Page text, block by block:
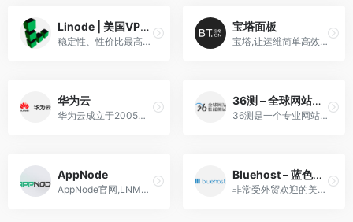
Linode | 美国VPS主机
稳定性、性价比最高的VPS提供商
宝塔面板
宝塔,让运维简单高效。面板支持Linux与Windows系统。一键配置:LAMP/LNMP、网站、数据库、FTP、SSL,通过Web端轻松管理服务器。
华为云
华为云成立于2005年，隶属于华为公司 ，在北京、深圳、南京、美国等多地设立有研发和运营机构，贯彻华为公司“云、管、端”的战略方针，汇集海内外优秀技术人才，专注于云计算中公有……
36测 – 全球网站性能测试
36测是一个专业网站测速工具，在美国、英国、德国、法国、澳大利亚、韩国、日本、印度、南非、中东等20多个国家和地区都设有检测节点，可帮您模拟这些地区用户的网站访问体验
AppNode
AppNode官网,LNMP,LAMP,Linux 服务器管理面板,可视化、简易高效、操作透明、高可扩展，SSL证书购买，COMODO，RapidSSL，Geotrust
Bluehost – 蓝色主机
非常受外贸欢迎的美国主机，Bluehost是美国最大的虚拟主机服务商之一